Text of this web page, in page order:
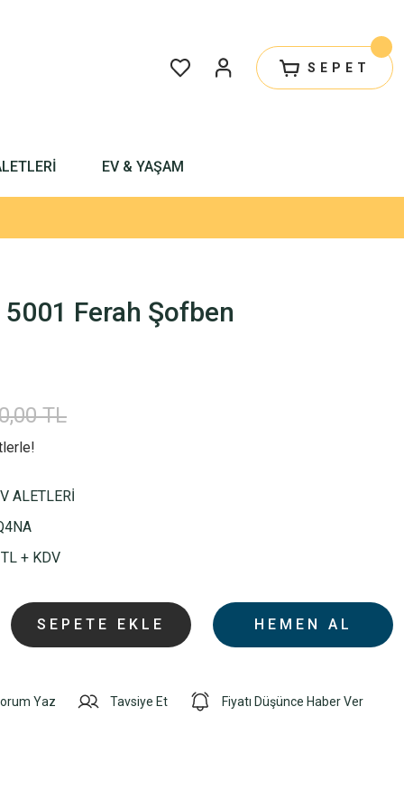
SEPET
EV & YAŞAM
Ferah Şofben
TL
ALETLERİ
+ KDV
SEPETE EKLE HEMEN AL
Yaz Tavsiye Et Fiyatı Düşünce Haber Ver